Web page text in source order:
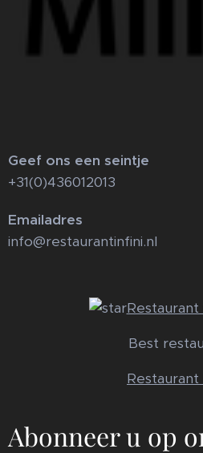
Geef ons een seintje
+31(0)436012013
Emailadres
info@restaurantinfini.nl
Restaurant
Best
Restaurant
Abonneer u op